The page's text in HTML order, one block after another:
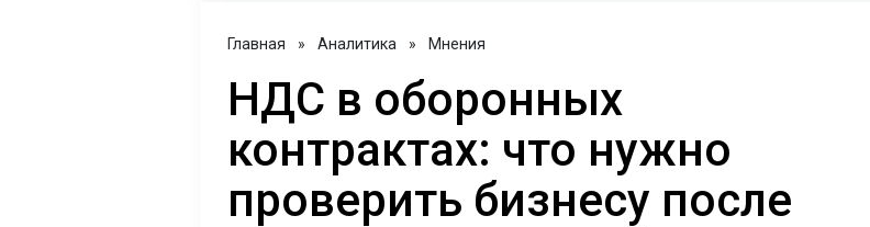
Главная » Аналитика » Мнения
НДС в оборонных
контрактах: что нужно
проверить бизнесу после